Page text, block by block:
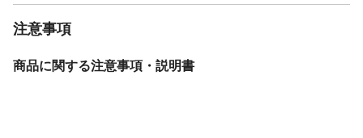
材質
●本体/合板(シナ) ●ビス/鉄
重量
注意事項
商品に関する注意事項・説明書